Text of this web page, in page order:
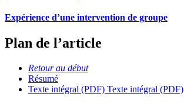
Expérience d’une intervention de groupe
Plan de l’article
Retour au début
Résumé
Texte intégral (PDF) Texte intégral (PDF)